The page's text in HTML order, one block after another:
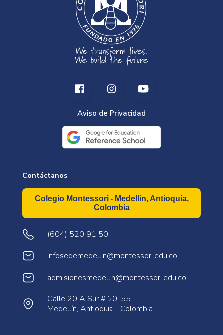
Aviso de Privacidad
Contáctanos
Colegio Montessori - Medellín, Antioquia,
Colombia
(604) 520 91 50
infosedemedellin@montessori.edu.co
admisionesmedellin@montessori.edu.co
Calle 20 A Sur # 20-55
Medellín, Antioquia - Colombia